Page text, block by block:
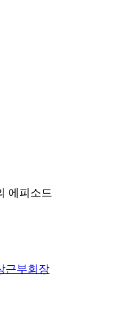
에피소드
근부회장